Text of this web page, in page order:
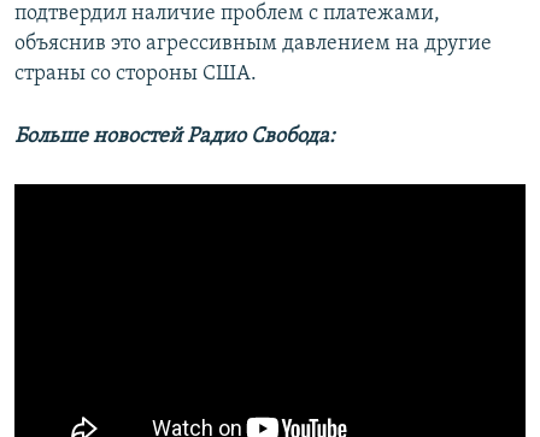
подтвердил наличие проблем с платежами,
объяснив это агрессивным давлением на другие
страны со стороны США.
Больше новостей Радио Свобода: